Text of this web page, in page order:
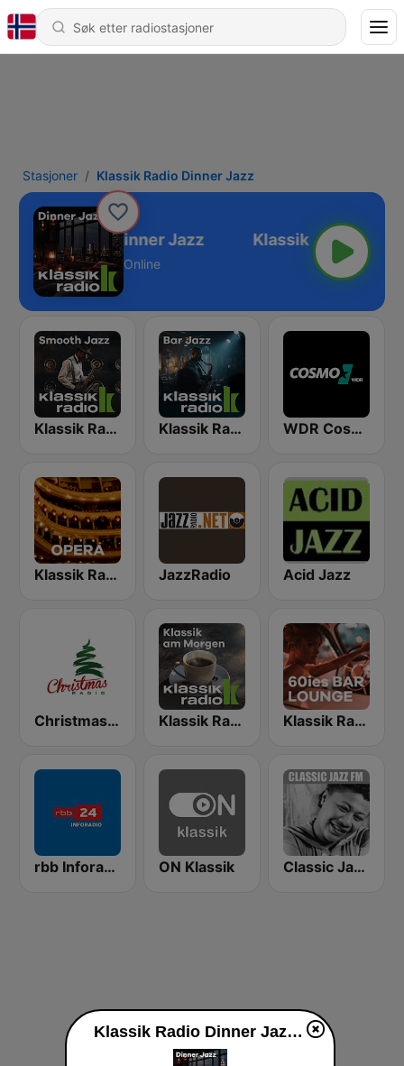
Stasjoner Klassik Radio Dinner Jazz
Klassik Radio Dinner Jazz
Online
Klassik Radio Smooth Jazz Klassik Radio Bar Jazz WDR Cosmo
Klassik Radio Opera JazzRadio Acid Jazz
Christmas Radio Klassik Radio Klassik am Morgen Klassik Radio 60ies Bar Lounge
rbb Inforadio ON Klassik Classic Jazz FM
Klassik Radio Dinner Jazz direkte